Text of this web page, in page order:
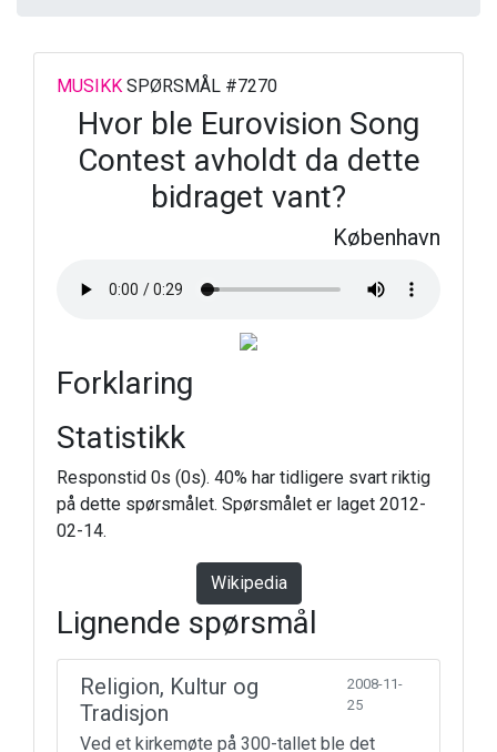
MUSIKK SPØRSMÅL #7270
Hvor ble Eurovision Song
Contest avholdt da dette
bidraget vant?
København
Forklaring
Statistikk
Responstid 0s (0s). 40% har tidligere svart riktig
på dette spørsmålet. Spørsmålet er laget 2012-
02-14.
Wikipedia
Lignende spørsmål
Religion, Kultur og
Tradisjon
2008-11-
25
Ved et kirkemøte på 300-tallet ble det